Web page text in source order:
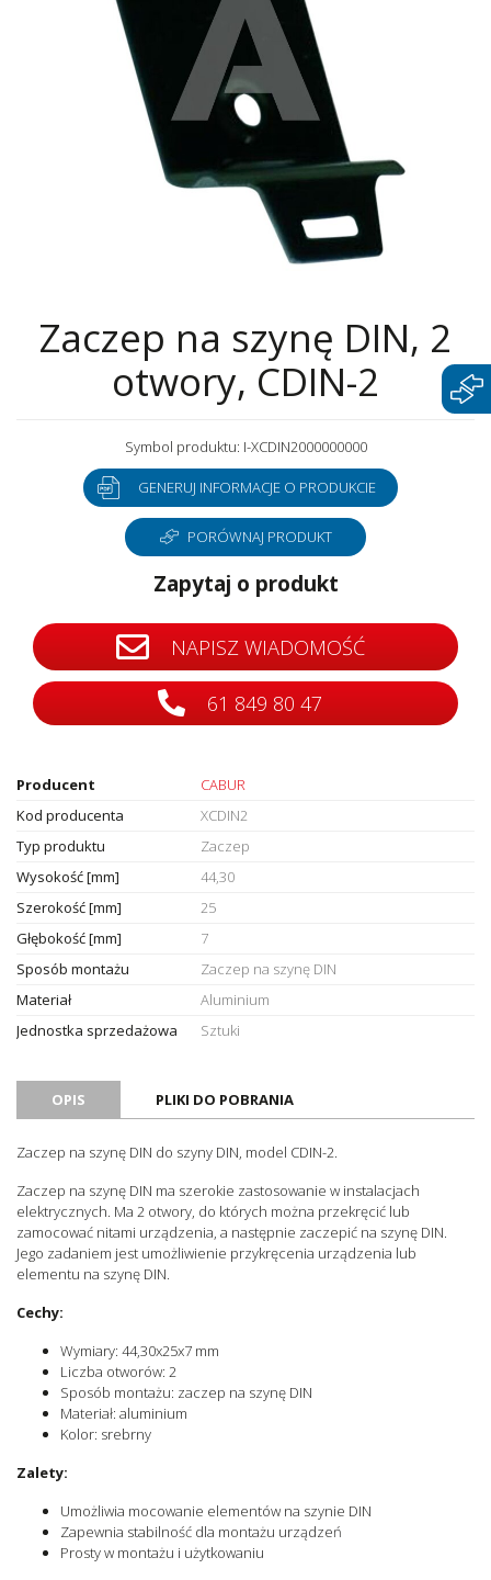
Zaczep na szynę DIN, 2
otwory, CDIN-2
Symbol produktu: I-XCDIN2000000000
GENERUJ INFORMACJE O PRODUKCIE
PORÓWNAJ PRODUKT
Zapytaj o produkt
NAPISZ WIADOMOŚĆ
61 849 80 47
Producent
CABUR
Kod producenta
XCDIN2
Typ produktu
Zaczep
Wysokość [mm]
44,30
Szerokość [mm]
25
Głębokość [mm]
7
Sposób montażu
Zaczep na szynę DIN
Materiał
Aluminium
Jednostka sprzedażowa
Sztuki
OPIS PLIKI DO POBRANIA
Zaczep na szynę DIN do szyny DIN, model CDIN-2.
Zaczep na szynę DIN ma szerokie zastosowanie w instalacjach
elektrycznych. Ma 2 otwory, do których można przekręcić lub
zamocować nitami urządzenia, a następnie zaczepić na szynę DIN.
Jego zadaniem jest umożliwienie przykręcenia urządzenia lub
elementu na szynę DIN.
Cechy:
Wymiary: 44,30x25x7 mm
Liczba otworów: 2
Sposób montażu: zaczep na szynę DIN
Materiał: aluminium
Kolor: srebrny
Zalety:
Umożliwia mocowanie elementów na szynie DIN
Zapewnia stabilność dla montażu urządzeń
Prosty w montażu i użytkowaniu